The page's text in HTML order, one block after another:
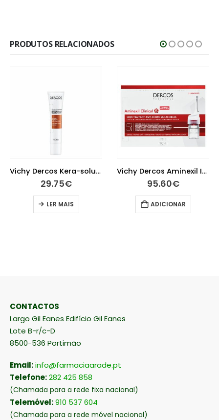
PRODUTOS RELACIONADOS
Vichy Dercos Kera-solutions Sérum Pontas Danificadas 40 ml
29.75€
LER MAIS
Vichy Dercos Aminexil Intensive Clinical Mulher 42 Ampolas
95.60€
ADICIONAR
CONTACTOS
Largo Gil Eanes Edifício Gil Eanes
Lote B-r/c-D
8500-536 Portimão
Email:info@farmaciaarade.pt
Telefone:282 425 858
(Chamada para a rede fixa nacional)
Telemóvel:910 537 604
(Chamada para a rede móvel nacional)